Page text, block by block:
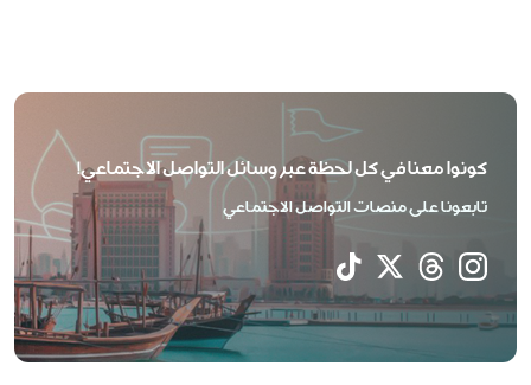
كونوا معنا في كل لحظة عبر وسائل التواصل الاجتماعي!
تابعونا على منصات التواصل الاجتماعي